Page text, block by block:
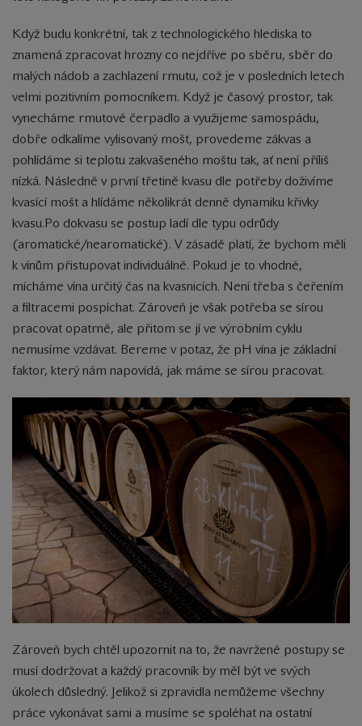
Když budu konkrétní, tak z technologického hlediska to
znamená zpracovat hrozny co nejdříve po sběru, sběr do
malých nádob a zachlazení rmutu, což je v posledních letech
velmi pozitivním pomocníkem. Když je časový prostor, tak
vynecháme rmutové čerpadlo a využijeme samospádu,
dobře odkalíme vylisovaný mošt, provedeme zákvas a
pohlídáme si teplotu zakvašeného moštu tak, ať není příliš
nízká. Následně v první třetině kvasu dle potřeby doživíme
kvasící mošt a hlídáme několikrát denně dynamiku křivky
kvasu.Po dokvasu se postup ladí dle typu odrůdy
(aromatické/nearomatické). V zásadě platí, že bychom měli
k vínům přistupovat individuálně. Pokud je to vhodné,
mícháme vína určitý čas na kvasnicích. Není třeba s čeřením
a filtracemi pospíchat. Zároveň je však potřeba se sírou
pracovat opatrně, ale přitom se jí ve výrobním cyklu
nemusíme vzdávat. Bereme v potaz, že pH vína je základní
faktor, který nám napovídá, jak máme se sírou pracovat.
Zároveň bych chtěl upozornit na to, že navržené postupy se
musí dodržovat a každý pracovník by měl být ve svých
úkolech důsledný. Jelikož si zpravidla nemůžeme všechny
práce vykonávat sami a musíme se spoléhat na ostatní